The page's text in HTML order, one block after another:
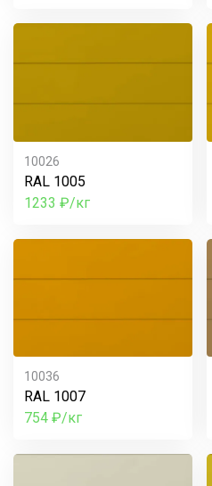
10026
RAL 1005
1233 ₽/кг
10036
RAL 1007
754 ₽/кг